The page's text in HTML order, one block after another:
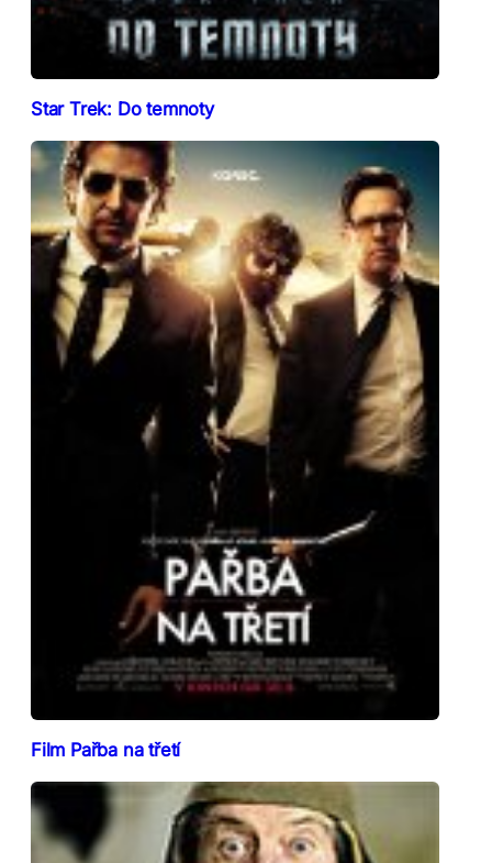
Star Trek: Do temnoty
Film Pařba na třetí